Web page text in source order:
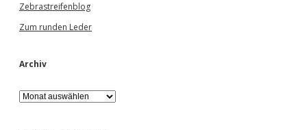
Zebrastreifenblog
Zum runden Leder
Archiv
A
r